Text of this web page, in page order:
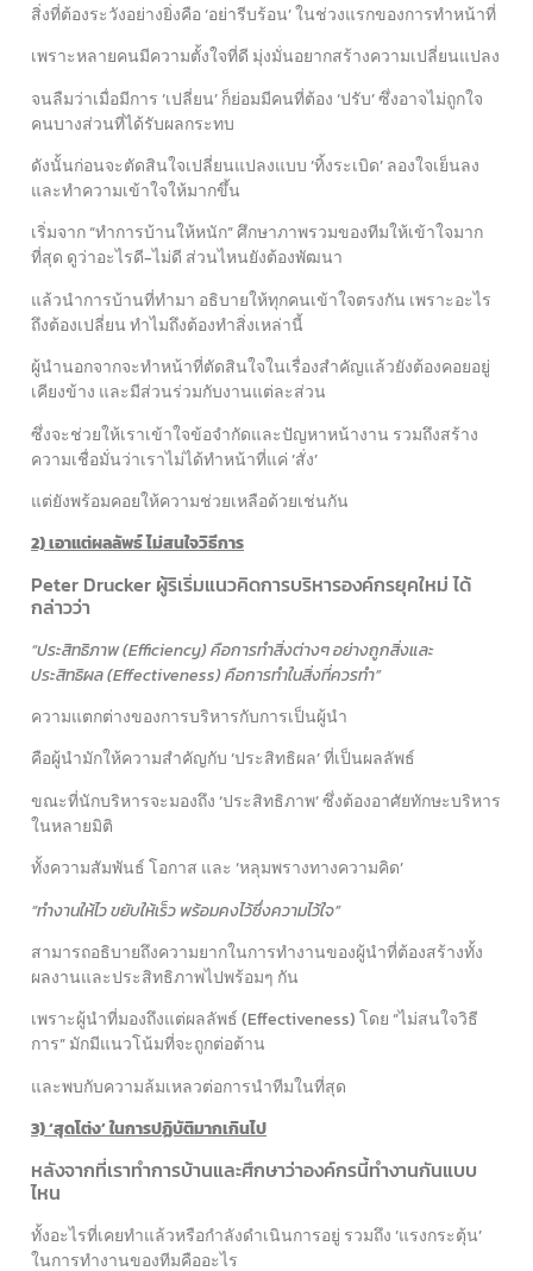
สิ่งที่ต้องระวังอย่างยิ่งคือ ‘อย่ารีบร้อน’ ในช่วงแรกของการทำหน้าที่
เพราะหลายคนมีความตั้งใจที่ดี มุ่งมั่นอยากสร้างความเปลี่ยนแปลง
จนลืมว่าเมื่อมีการ ‘เปลี่ยน’ ก็ย่อมมีคนที่ต้อง ‘ปรับ’ ซึ่งอาจไม่ถูกใจ
คนบางส่วนที่ได้รับผลกระทบ
ดังนั้นก่อนจะตัดสินใจเปลี่ยนแปลงแบบ ‘ทิ้งระเบิด’ ลองใจเย็นลง
และทำความเข้าใจให้มากขึ้น
เริ่มจาก “ทำการบ้านให้หนัก” ศึกษาภาพรวมของทีมให้เข้าใจมาก
ที่สุด ดูว่าอะไรดี-ไม่ดี ส่วนไหนยังต้องพัฒนา
แล้วนำการบ้านที่ทำมา อธิบายให้ทุกคนเข้าใจตรงกัน เพราะอะไร
ถึงต้องเปลี่ยน ทำไมถึงต้องทำสิ่งเหล่านี้
ผู้นำนอกจากจะทำหน้าที่ตัดสินใจในเรื่องสำคัญแล้วยังต้องคอยอยู่
เคียงข้าง และมีส่วนร่วมกับงานแต่ละส่วน
ซึ่งจะช่วยให้เราเข้าใจข้อจำกัดและปัญหาหน้างาน รวมถึงสร้าง
ความเชื่อมั่นว่าเราไม่ได้ทำหน้าที่แค่ ‘สั่ง’
แต่ยังพร้อมคอยให้ความช่วยเหลือด้วยเช่นกัน
2) เอาแต่ผลลัพธ์ ไม่สนใจวิธีการ
Peter Drucker ผู้ริเริ่มแนวคิดการบริหารองค์กรยุคใหม่ ได้
กล่าวว่า
“ประสิทธิภาพ (Efficiency) คือการทำสิ่งต่างๆ อย่างถูกสิ่งและ
ประสิทธิผล (Effectiveness) คือการทำในสิ่งที่ควรทำ”
ความแตกต่างของการบริหารกับการเป็นผู้นำ
คือผู้นำมักให้ความสำคัญกับ ‘ประสิทธิผล’ ที่เป็นผลลัพธ์
ขณะที่นักบริหารจะมองถึง ‘ประสิทธิภาพ’ ซึ่งต้องอาศัยทักษะบริหาร
ในหลายมิติ
ทั้งความสัมพันธ์ โอกาส และ ‘หลุมพรางทางความคิด’
“ทำงานให้ไว ขยับให้เร็ว พร้อมคงไว้ซึ่งความไว้ใจ”
สามารถอธิบายถึงความยากในการทำงานของผู้นำที่ต้องสร้างทั้ง
ผลงานและประสิทธิภาพไปพร้อมๆ กัน
เพราะผู้นำที่มองถึงแต่ผลลัพธ์ (Effectiveness) โดย “ไม่สนใจวิธี
การ” มักมีแนวโน้มที่จะถูกต่อต้าน
และพบกับความล้มเหลวต่อการนำทีมในที่สุด
3) ‘สุดโต่ง’ ในการปฏิบัติมากเกินไป
หลังจากที่เราทำการบ้านและศึกษาว่าองค์กรนี้ทำงานกันแบบ
ไหน
ทั้งอะไรที่เคยทำแล้วหรือกำลังดำเนินการอยู่ รวมถึง ‘แรงกระตุ้น’
ในการทำงานของทีมคืออะไร